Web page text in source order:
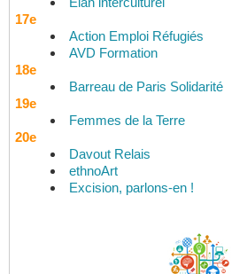
17e
Action Emploi Réfugiés
AVD Formation
18e
Barreau de Paris Solidarité
19e
Femmes de la Terre
20e
Davout Relais
ethnoArt
Excision, parlons-en !